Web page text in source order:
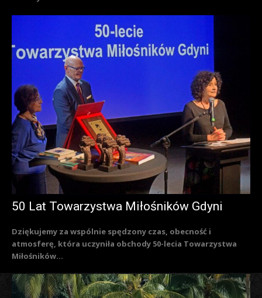
50 Lat Towarzystwa Miłośników Gdyni
Dziękujemy za wspólnie spędzony czas, obecność i
atmosferę, która uczyniła obchody 50-lecia Towarzystwa
Miłośników...